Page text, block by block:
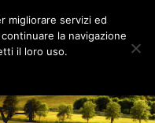
1
migliorare servizi ed
la navigazione
il loro uso.